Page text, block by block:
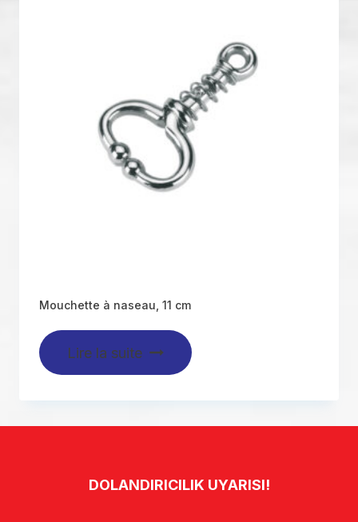
Mouchette à naseau, 11 cm
Lire la suite
DOLANDIRICILIK UYARISI!